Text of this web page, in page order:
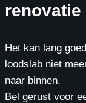
Het kan lang
loodslab niet
naar binnen.
Bel gerust voor